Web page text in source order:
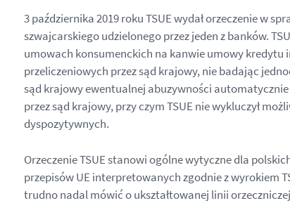
3 października 2019 roku TSUE wydał orzeczenie w
szwajcarskiego udzielonego przez jeden z banków.
umowach konsumenckich na kanwie umowy kredytu
przeliczeniowych przez sąd krajowy, nie badając
sąd krajowy ewentualnej abuzywności
przez sąd krajowy, przy czym TSUE nie wykluczył
dyspozytywnych.
Orzeczenie TSUE stanowi ogólne wytyczne dla
przepisów UE interpretowanych zgodnie z wyrokiem
trudno nadal mówić o ukształtowanej linii